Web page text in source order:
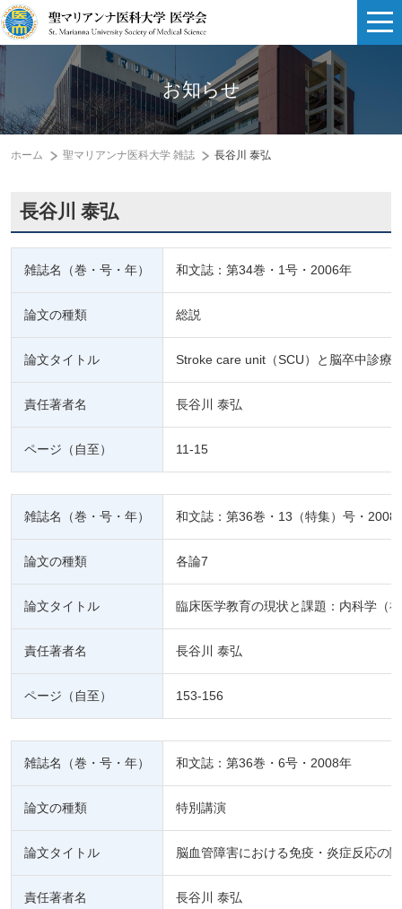
お知らせ
ホーム 聖マリアンナ医科大学 雑誌 長谷川 泰弘
長谷川 泰弘
雑誌名（巻・号・年） 和文誌：第34巻・1号・2006年
論文の種類 総説
論文タイトル Stroke care unit（SCU）と脳卒中診療
責任著者名 長谷川 泰弘
ページ（自至） 11-15
雑誌名（巻・号・年） 和文誌：第36巻・13（特集）号・2008
論文の種類 各論7
論文タイトル 臨床医学教育の現状と課題：内科学（
責任著者名 長谷川 泰弘
ページ（自至） 153-156
雑誌名（巻・号・年） 和文誌：第36巻・6号・2008年
論文の種類 特別講演
論文タイトル 脳血管障害における免疫・炎症反応の
責任著者名 長谷川 泰弘